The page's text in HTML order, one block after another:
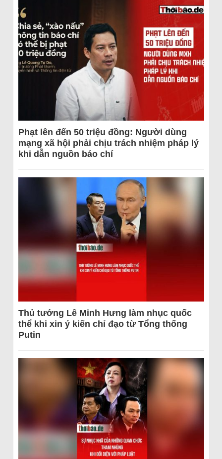
Phạt lên đến 50 triệu đồng: Người dùng
mạng xã hội phải chịu trách nhiệm pháp lý
khi dẫn nguồn báo chí
Thủ tướng Lê Minh Hưng làm nhục quốc
thể khi xin ý kiến chỉ đạo từ Tổng thống
Putin